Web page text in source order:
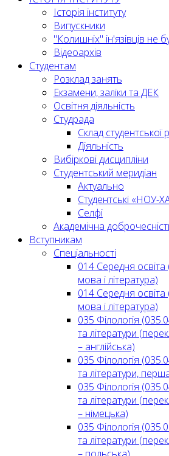
Історія інституту
Випускники
"Колишніх" ін'язівців не
Відеоархів
Студентам
Розклад занять
Екзамени, заліки та ДЕК
Освітня діяльність
Студрада
Склад студентської
Діяльність
Вибіркові дисципліни
Студентський меридіан
Актуально
Студентські «НОУ-
Селфі
Академічна
Вступникам
Спеціальності
014 Середня освіта
мова і література)
014 Середня
мова і література)
035 Філологія
та літератури
– англійська)
035 Філологія
та літератури,
035 Філологія
та літератури
– німецька)
035 Філологія
та літератури